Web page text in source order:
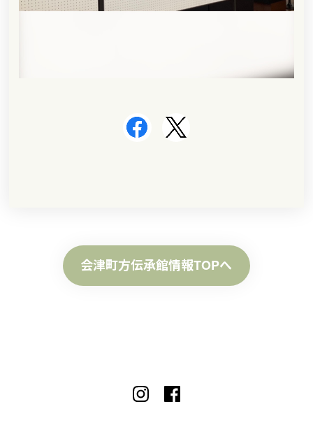
会津町方伝承館情報TOPへ